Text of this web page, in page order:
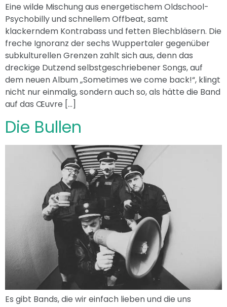
Eine wilde Mischung aus energetischem Oldschool-
Psychobilly und schnellem Offbeat, samt
klackerndem Kontrabass und fetten Blechbläsern. Die
freche Ignoranz der sechs Wuppertaler gegenüber
subkulturellen Grenzen zahlt sich aus, denn das
dreckige Dutzend selbstgeschriebener Songs, auf
dem neuen Album „Sometimes we come back!“, klingt
nicht nur einmalig, sondern auch so, als hätte die Band
auf das Œuvre […]
Die Bullen
Es gibt Bands, die wir einfach lieben und die uns